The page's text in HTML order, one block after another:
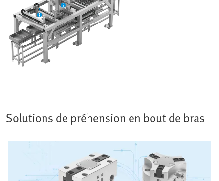
Solutions de préhension en bout de bras